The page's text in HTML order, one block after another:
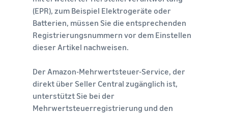
(EPR), zum Beispiel Elektrogeräte oder
Batterien, müssen Sie die entsprechenden
Registrierungsnummern vor dem Einstellen
dieser Artikel nachweisen.
Der Amazon-Mehrwertsteuer-Service, der
direkt über Seller Central zugänglich ist,
unterstützt Sie bei der
Mehrwertsteuerregistrierung und den